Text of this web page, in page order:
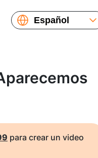
Español
Français
para crear un video